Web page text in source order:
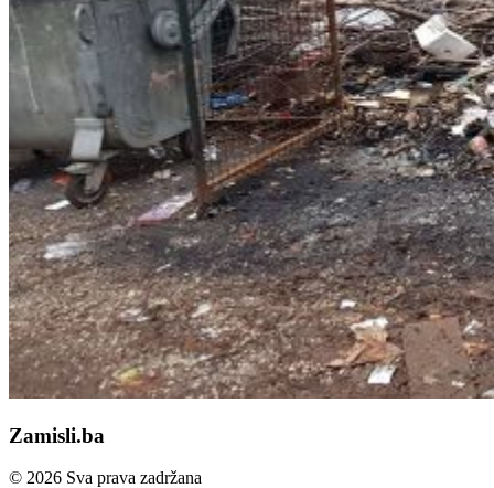
Zamisli.ba
© 2026 Sva prava zadržana